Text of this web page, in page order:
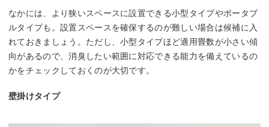
なかには、より狭いスペースに設置できる小型タイプやポータブ
ルタイプも。設置スペースを確保するのが難しい場合は候補に入
れておきましょう。ただし、小型タイプほど適用畳数が小さい傾
向があるので、消臭したい範囲に対応できる能力を備えているの
かをチェックしておくのが大切です。
壁掛けタイプ